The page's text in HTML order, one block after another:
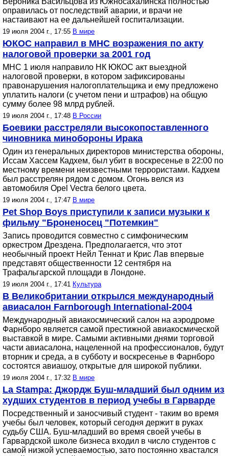
оправилась от последствий аварии, и врачи не
настаивают на ее дальнейшей госпитализации.
19 июля 2004 г., 17:55 В мире
ЮКОС направил в МНС возражения по акту
налоговой проверки за 2001 год
МНС 1 июля направило НК ЮКОС акт выездной
налоговой проверки, в котором зафиксированы
правонарушения налогоплательщика и ему предложено
уплатить налоги (с учетом пени и штрафов) на общую
сумму более 98 млрд рублей.
19 июля 2004 г., 17:48 В России
Боевики расстреляли высокопоставленного
чиновника минобороны Ирака
Один из генеральных директоров министерства обороны,
Иссам Хассем Кадхем, был убит в воскресенье в 22:00 по
местному времени неизвестными террористами. Кадхем
был расстрелян рядом с домом. Огонь велся из
автомобиля Opel Vectra белого цвета.
19 июля 2004 г., 17:47 В мире
Pet Shop Boys приступили к записи музыки к
фильму "Броненосец "Потемкин"
Запись проводится совместно с симфоническим
оркестром Дрездена. Предполагается, что этот
необычный проект Нейл Теннат и Крис Лав впервые
представят общественности 12 сентября на
Трафальгарской площади в Лондоне.
19 июля 2004 г., 17:41 Культура
В Великобритании открылся международный
авиасалон Farnborough International-2004
Международный авиакосмический салон на аэродроме
Фарнборо является самой престижной авиакосмической
выставкой в мире. Самыми активными днями торговой
части авиасалона, нацеленной на профессионалов, будут
вторник и среда, а в субботу и воскресенье в Фарнборо
состоятся авиашоу, открытые для широкой публики.
19 июля 2004 г., 17:32 В мире
La Stampa: Джордж Буш-младший был одним из
худших студентов в период учебы в Гарварде
Посредственный и заносчивый студент - таким во время
учебы был человек, который сегодня держит в руках
судьбу США. Буш-младший во время своей учебы в
Гарвардской школе бизнеса входил в число студентов с
самой низкой успеваемостью, зато постоянно хвастался